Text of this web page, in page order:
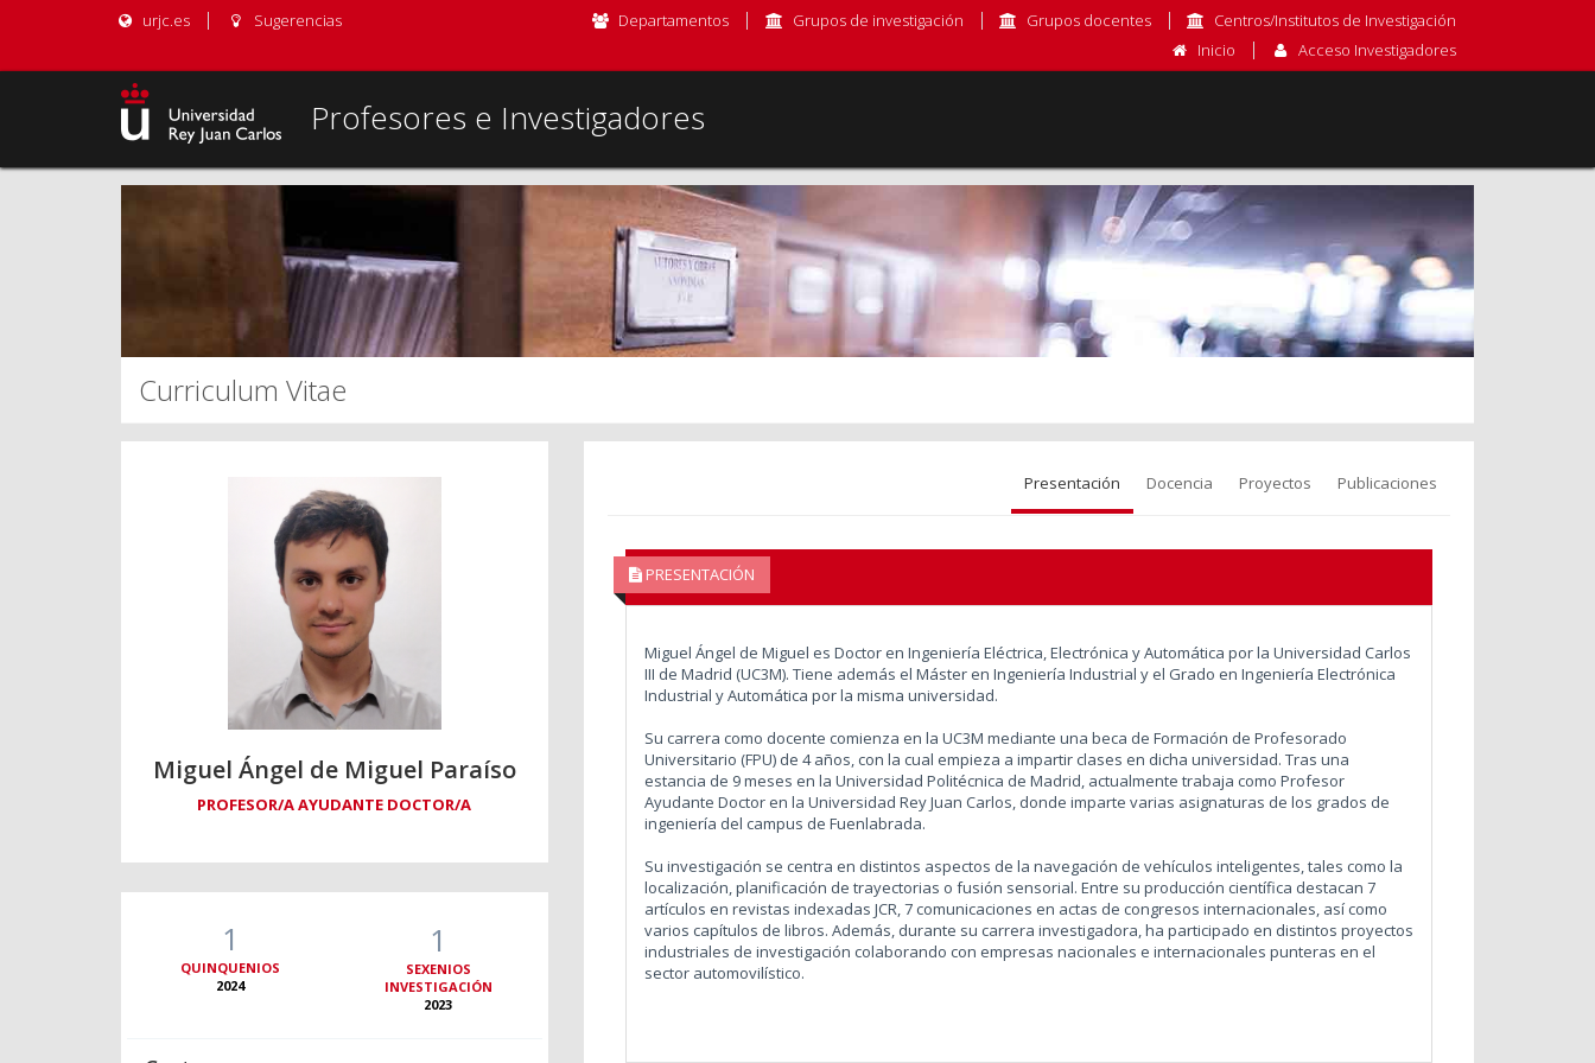
urjc.es Sugerencias Departamentos Grupos de investigación Grupos docentes
Centros/Institutos de Investigación
Inicio
Acceso Investigadores
Profesores e Investigadores
Curriculum Vitae
Miguel Ángel de Miguel Paraíso
PROFESOR/A AYUDANTE DOCTOR/A
1
QUINQUENIOS
2024
1
SEXENIOS
INVESTIGACIÓN
2023
Presentación Docencia Proyectos Publicaciones
PRESENTACIÓN
Miguel Ángel de Miguel es Doctor en Ingeniería Eléctrica, Electrónica y Automática por la Universidad Carlos
III de Madrid (UC3M). Tiene además el Máster en Ingeniería Industrial y el Grado en Ingeniería Electrónica
Industrial y Automática por la misma universidad.
Su carrera como docente comienza en la UC3M mediante una beca de Formación de Profesorado
Universitario (FPU) de 4 años, con la cual empieza a impartir clases en dicha universidad. Tras una
estancia de 9 meses en la Universidad Politécnica de Madrid, actualmente trabaja como Profesor
Ayudante Doctor en la Universidad Rey Juan Carlos, donde imparte varias asignaturas de los grados de
ingeniería del campus de Fuenlabrada.
Su investigación se centra en distintos aspectos de la navegación de vehículos inteligentes, tales como la
localización, planificación de trayectorias o fusión sensorial. Entre su producción científica destacan 7
artículos en revistas indexadas JCR, 7 comunicaciones en actas de congresos internacionales, así como
varios capítulos de libros. Además, durante su carrera investigadora, ha participado en distintos proyectos
industriales de investigación colaborando con empresas nacionales e internacionales punteras en el
sector automovilístico.